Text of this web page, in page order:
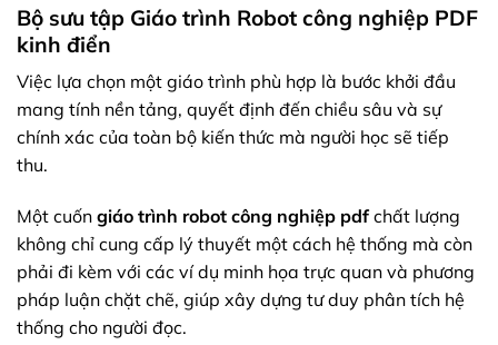
Bộ sưu tập Giáo trình Robot công nghiệp PDF
kinh điển
Việc lựa chọn một giáo trình phù hợp là bước khởi đầu
mang tính nền tảng, quyết định đến chiều sâu và sự
chính xác của toàn bộ kiến thức mà người học sẽ tiếp
thu.
Một cuốn giáo trình robot công nghiệp pdfchất lượng
không chỉ cung cấp lý thuyết một cách hệ thống mà còn
phải đi kèm với các ví dụ minh họa trực quan và phương
pháp luận chặt chẽ, giúp xây dựng tư duy phân tích hệ
thống cho người đọc.